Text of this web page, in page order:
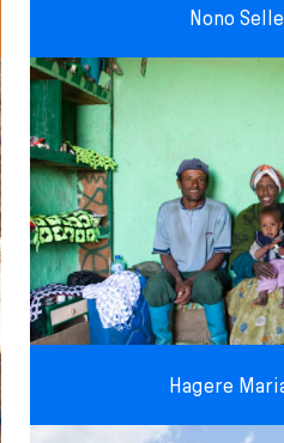
Nono Selle
Hagere